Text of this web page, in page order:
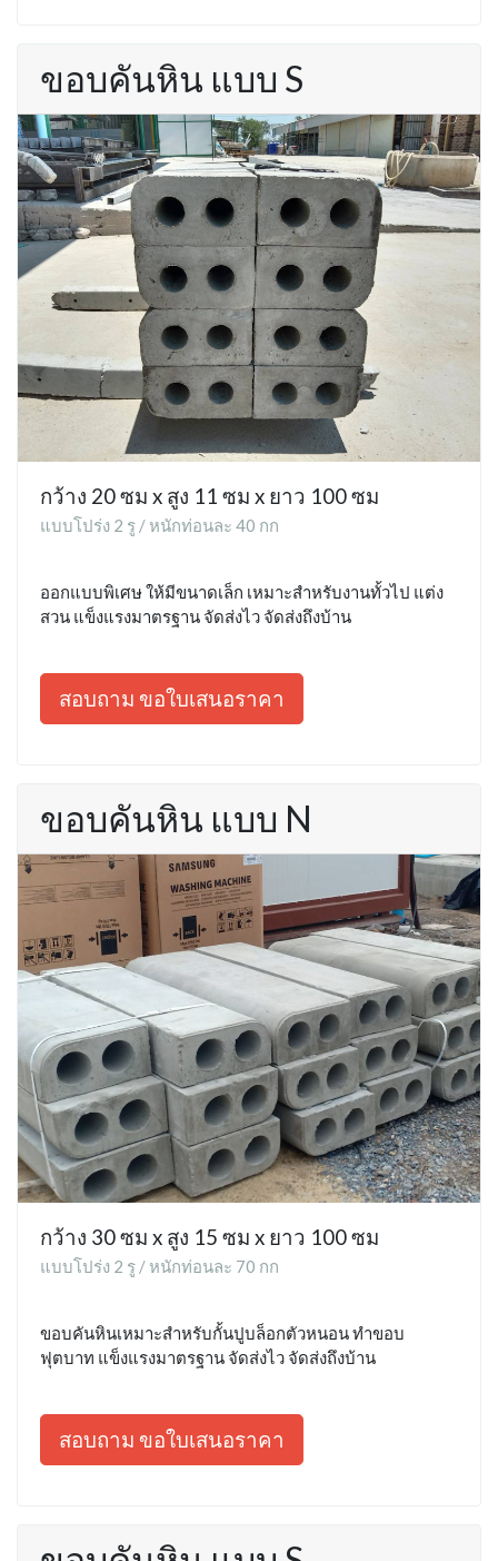
ขอบคันหิน แบบ S
กว้าง 20 ซม x สูง 11 ซม x ยาว 100 ซม
แบบโปร่ง 2 รู / หนักท่อนละ 40 กก
ออกแบบพิเศษ ให้มีขนาดเล็ก เหมาะสำหรับงานทั้วไป แต่ง
สวน แข็งแรงมาตรฐาน จัดส่งไว จัดส่งถึงบ้าน
สอบถาม ขอใบเสนอราคา
ขอบคันหิน แบบ N
กว้าง 30 ซม x สูง 15 ซม x ยาว 100 ซม
แบบโปร่ง 2 รู / หนักท่อนละ 70 กก
ขอบคันหินเหมาะสำหรับกั้นปูบล็อกตัวหนอน ทำขอบ
ฟุตบาท แข็งแรงมาตรฐาน จัดส่งไว จัดส่งถึงบ้าน
สอบถาม ขอใบเสนอราคา